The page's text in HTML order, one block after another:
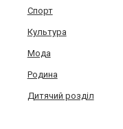
Спорт
Культура
Мода
Родина
Дитячий розділ